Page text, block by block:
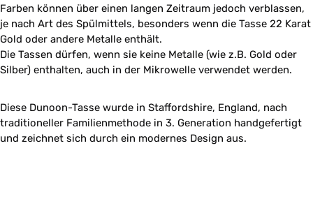
Farben können über einen langen Zeitraum jedoch verblassen,
je nach Art des Spülmittels, besonders wenn die Tasse 22 Karat
Gold oder andere Metalle enthält.
Die Tassen dürfen, wenn sie keine Metalle (wie z.B. Gold oder
Silber) enthalten, auch in der Mikrowelle verwendet werden.
Diese Dunoon-Tasse wurde in Staffordshire, England, nach
traditioneller Familienmethode in 3. Generation handgefertigt
und zeichnet sich durch ein modernes Design aus.